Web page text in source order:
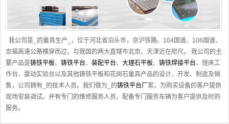
我公司是_的量具生产_，位于河北省泊头市，京沪铁路、104国道、106国道、
京福高速公路横穿而过，与我国的两大直辖市北京、天津近在咫尺。 我公司的主
要产品是铸铁平板、 铸铁平台、 装配平台、 大理石平板、 铸铁焊接平台、镗床工
作台、震动实验台以及其他铸铁平板和花岗石量具产品的设计、开发、制造及销
售，公司拥有_的技术人员。我们做为_的铸铁平台厂家，为购买设备的客户提供
现场安装调试。并有专门的维修服务人员，配备专门服务车辆为客户提供及时的
服务。